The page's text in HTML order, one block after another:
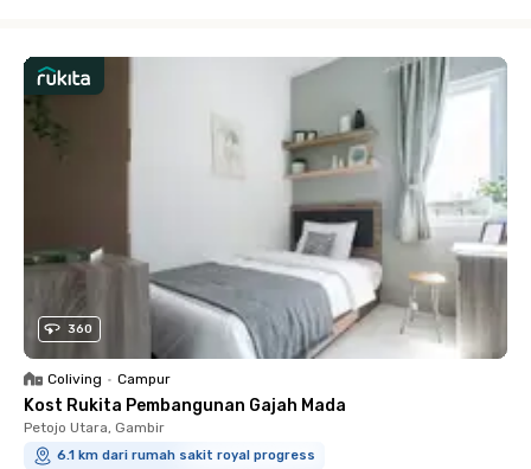
360
Coliving • Campur
Kost Rukita Pembangunan Gajah Mada
Petojo Utara, Gambir
6.1 km dari rumah sakit royal progress